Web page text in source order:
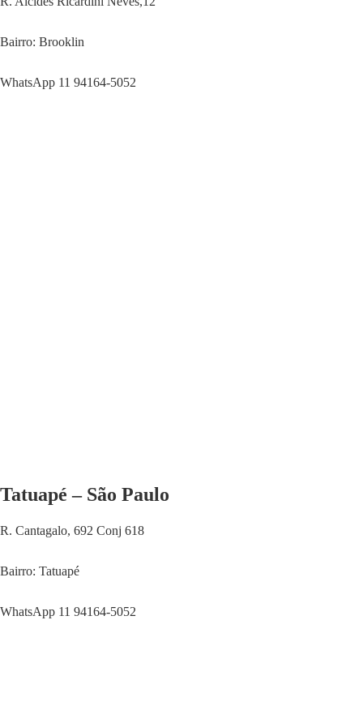
Bairro: Brooklin
WhatsApp 11 94164-5052
Tatuapé – São Paulo
R. Cantagalo, 692 Conj 618
Bairro: Tatuapé
WhatsApp 11 94164-5052